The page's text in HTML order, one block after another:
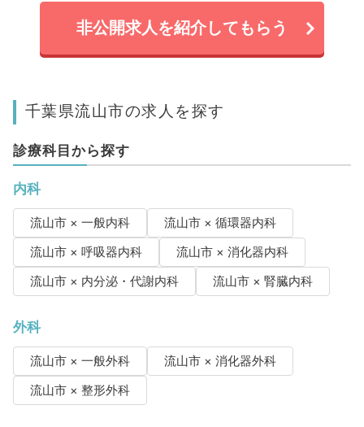
非公開求人を紹介してもらう
千葉県流山市の求人を探す
診療科目から探す
内科
流山市 × 一般内科
流山市 × 循環器内科
流山市 × 呼吸器内科
流山市 × 消化器内科
流山市 × 内分泌・代謝内科
流山市 × 腎臓内科
外科
流山市 × 一般外科
流山市 × 消化器外科
流山市 × 整形外科